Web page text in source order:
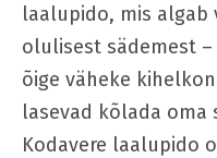
laalupido, mis algab
olulisest sädemest
õige väheke
lasevad kõlada oma
Kodavere laalupido